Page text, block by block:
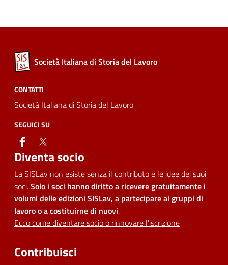
Società Italiana di Storia del Lavoro
CONTATTI
Società Italiana di Storia del Lavoro
SEGUICI SU
facebook
Diventa socio
La SISLav non esiste senza il contributo e le idee dei suoi
soci.Solo i soci hanno diritto a ricevere gratuitamente i
volumi delle edizioni SISLav, a partecipare ai gruppi di
lavoro o a costituirne di nuovi.
Ecco come diventare socio o rinnovare l'iscrizione
Contribuisci